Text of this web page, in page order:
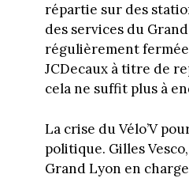
répartie sur des
des services du
régulièrement
JCDecaux à titre de
cela ne suffit plus à
La crise du Vélo’V
politique. Gilles
Grand Lyon en